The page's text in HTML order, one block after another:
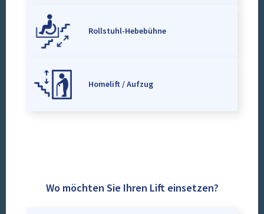
Rollstuhl-Hebebühne
Homelift / Aufzug
Wo möchten Sie Ihren Lift einsetzen?